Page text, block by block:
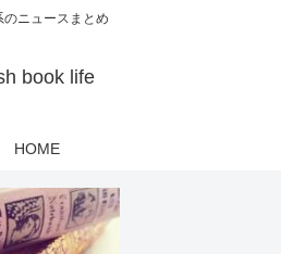
のニュースまとめ
book life
HOME